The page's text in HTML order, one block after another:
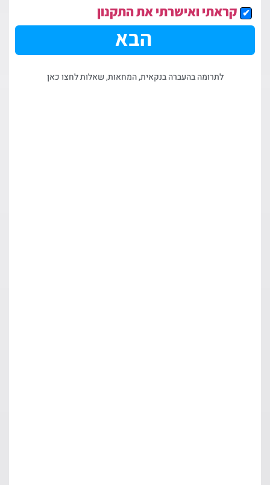
קראתי ואישרתי את התקנון
הבא
לתרומה בהעברה בנקאית, המחאות, שאלות לחצו כאן